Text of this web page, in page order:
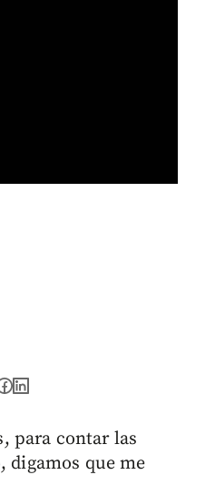
para contar las
digamos que me